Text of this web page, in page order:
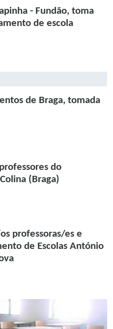
- Fundão, toma
de escola
de Braga, tomada
do
(Braga)
professoras/es e
de Escolas António